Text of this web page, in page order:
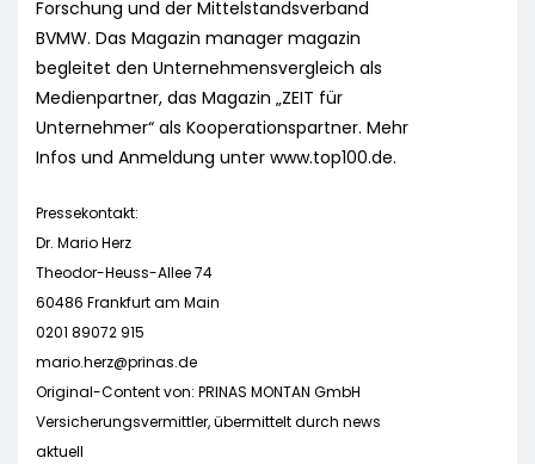
Forschung und der Mittelstandsverband
BVMW. Das Magazin manager magazin
begleitet den Unternehmensvergleich als
Medienpartner, das Magazin „ZEIT für
Unternehmer“ als Kooperationspartner. Mehr
Infos und Anmeldung unter www.top100.de.
Pressekontakt:
Dr. Mario Herz
Theodor-Heuss-Allee 74
60486 Frankfurt am Main
0201 89072 915
mario.herz@prinas.de
Original-Content von: PRINAS MONTAN GmbH
Versicherungsvermittler, übermittelt durch news
aktuell